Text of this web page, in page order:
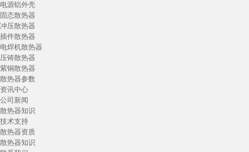
电源铝外壳
固态散热器
冲压散热器
插件散热器
电焊机散热器
压铸散热器
紫铜散热器
散热器参数
资讯中心
公司新闻
散热器知识
技术支持
散热器资质
散热器知识